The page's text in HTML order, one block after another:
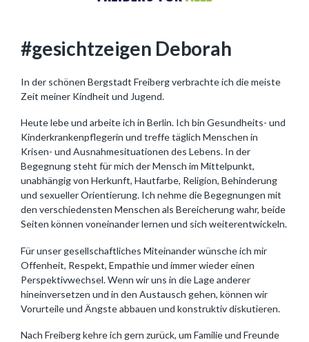
#gesichtzeigen Deborah
In der schönen Bergstadt Freiberg verbrachte ich die meiste
Zeit meiner Kindheit und Jugend.
Heute lebe und arbeite ich in Berlin. Ich bin Gesundheits- und
Kinderkrankenpflegerin und treffe täglich Menschen in
Krisen- und Ausnahmesituationen des Lebens. In der
Begegnung steht für mich der Mensch im Mittelpunkt,
unabhängig von Herkunft, Hautfarbe, Religion, Behinderung
und sexueller Orientierung. Ich nehme die Begegnungen mit
den verschiedensten Menschen als Bereicherung wahr, beide
Seiten können voneinander lernen und sich weiterentwickeln.
Für unser gesellschaftliches Miteinander wünsche ich mir
Offenheit, Respekt, Empathie und immer wieder einen
Perspektivwechsel. Wenn wir uns in die Lage anderer
hineinversetzen und in den Austausch gehen, können wir
Vorurteile und Ängste abbauen und konstruktiv diskutieren.
Nach Freiberg kehre ich gern zurück, um Familie und Freunde